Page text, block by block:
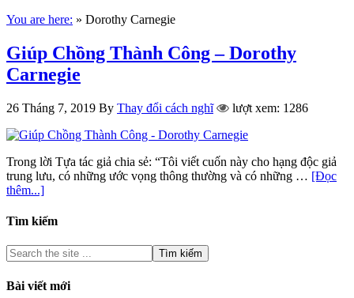
You are here: » Dorothy Carnegie
Giúp Chồng Thành Công – Dorothy
Carnegie
26 Tháng 7, 2019 By Thay đổi cách nghĩ lượt xem: 1286
Trong lời Tựa tác giả chia sẻ: “Tôi viết cuốn này cho hạng độc giả
trung lưu, có những ước vọng thông thường và có những … [Đọc
thêm...]
Tìm kiếm
Bài viết mới